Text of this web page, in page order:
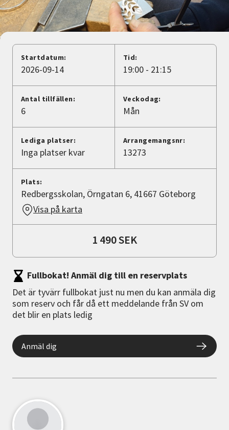
Cirkelledare
Nyheter
Avdelningar
Lyssna
Startdatum:
2026-09-14
Tid:
19:00 - 21:15
Antal tillfällen:
6
Veckodag:
Mån
Lediga platser:
Inga platser kvar
Arrangemangsnr:
13273
Plats:
Redbergsskolan, Örngatan 6, 41667 Göteborg
Visa på karta
1 490 SEK
Fullbokat! Anmäl dig till en reservplats
Det är tyvärr fullbokat just nu men du kan anmäla dig
som reserv och får då ett meddelande från SV om
det blir en plats ledig
Anmäl dig